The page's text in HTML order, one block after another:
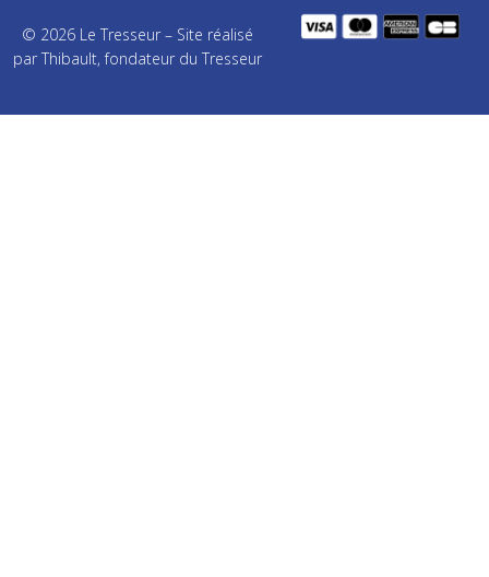
© 2026 Le Tresseur – Site réalisé
par Thibault, fondateur du Tresseur